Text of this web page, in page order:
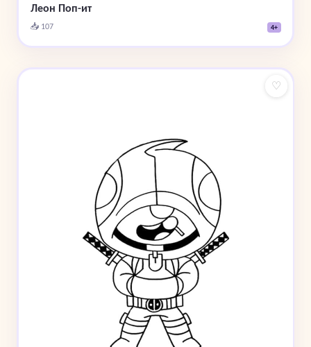
Леон Поп-ит
📥 107 4+
♡